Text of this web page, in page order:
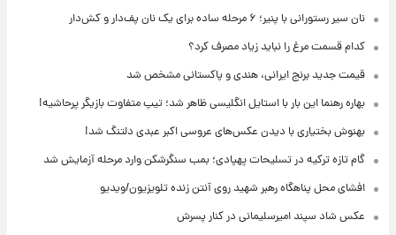
نان سیر رستورانی با پنیر؛ ۶ مرحله ساده برای یک نان پف‌دار و کش‌دار
کدام قسمت مرغ را نباید زیاد مصرف کرد؟
قیمت جدید برنج ایرانی، هندی و پاکستانی مشخص شد
بهاره رهنما این بار با استایل انگلیسی ظاهر شد؛ تیپ متفاوت بازیگر پرحاشیه!
بهنوش بختیاری با دیدن عکس‌های عروسی اکبر عبدی دلتنگ شد!
گام تازه ترکیه در تسلیحات پهپادی؛ بمب سنگرشکن وارد مرحله آزمایش شد
افشای محل پناهگاه‌ رهبر شهید روی آنتن زنده تلویزیون/ویدیو
عکس شاد سپند امیرسلیمانی در کنار پسرش